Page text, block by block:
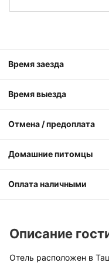
Время заезда
Время выезда
Отмена / предоплата
Домашние питомцы
Оплата наличными
Описание
Отель расположен в